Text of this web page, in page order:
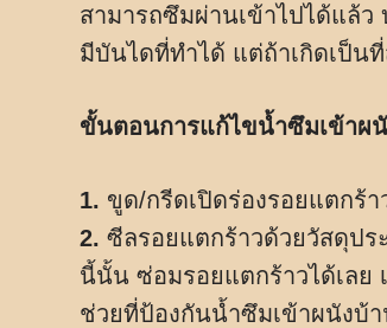
สามารถซึมผ่านเข้าไปได้แล้ว
มีบันไดที่ทำได้ แต่ถ้าเกิดเป็น
ขั้นตอนการแก้ไขน้ำซึมเข้าผ
1. ขูด/กรีดเปิดร่องรอยแตกร้
2. ซีลรอยแตกร้าวด้วยวัสดุปร
นี้นั้น ซ่อมรอยแตกร้าวได้เลย
ช่วยที่ป้องกันน้ำซึมเข้าผนังบ้